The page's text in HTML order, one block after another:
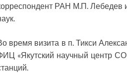
РАН М.П. Лебедев
время визита в п. Тикси
«Якутский научный центр